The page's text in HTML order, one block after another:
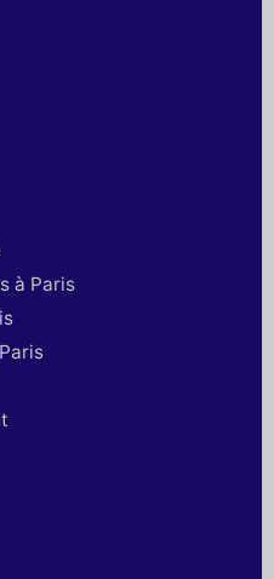
à Paris